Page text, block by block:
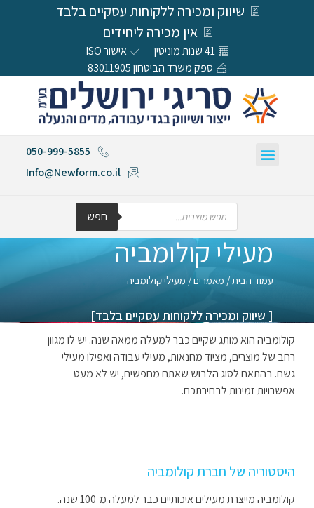
שיווק ומכירה ללקוחות עסקיים בלבד
אין מכירה ליחידים
41 שנות מוניטין
אישור ISO
ספק משרד הביטחון 83011905
050-999-5855
Info@Newform.co.il
חפש
מעילי קולומביה
עמוד הבית / מאמרים/ מעילי קולומביה
[ שיווק ומכירה ללקוחות עסקיים בלבד]
קולומביה הוא מותג שקיים כבר למעלה ממאה שנה. יש לו מגוון
רחב של מוצרים, מציוד מחנאות, מעילי עבודה ואפילו מעילי
גשם. בהתאם לסוג הלבוש שאתם מחפשים, יש לא מעט
אפשרויות זמינות לבחירתכם.
היסטוריה של חברת קולומביה
קולומביה מייצרת מעילים איכותיים כבר למעלה מ-100 שנה.